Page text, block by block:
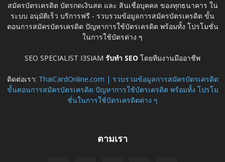
สมัครบัตรเครดิต บัตรกดเงินสด และ สินเชื่อบุคคล ของทุกธนาคาร ใน
ระบบ อนุมัติเร็ว บริการฟรี - รวบรวมข้อมูลการสมัครบัตรเครดิต ขั้น
ตอนการสมัครบัตรเครดิต ปัญหาการใช้บัตรเครดิต พร้อมทั้ง โปรโมชั่น
ในการใช้บัตรต่าง ๆ
SEO SPECIALIST I3SIAM รับทำ SEO โดยทีมงานมืออาชีพ
ติดต่อเรา: ThaiCardOnline.com | รวบรวมข้อมูลการสมัครบัตรเครดิต
ขั้นตอนการสมัครบัตรเครดิต ปัญหาการใช้บัตรเครดิต พร้อมทั้ง โปรโม
ชั่นในการใช้บัตรเครดิตต่าง ๆ
ตามเรา